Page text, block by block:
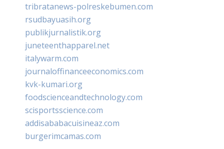
tribratanews-polreskebumen.com
rsudbayuasih.org
publikjurnalistik.org
juneteenthapparel.net
italywarm.com
journaloffinanceeconomics.com
kvk-kumari.org
foodscienceandtechnology.com
scisportsscience.com
addisababacuisineaz.com
burgerimcamas.com